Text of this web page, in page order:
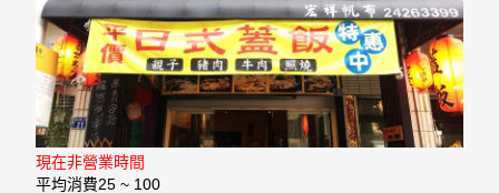
現在非營業時間
平均消費25 ~ 100